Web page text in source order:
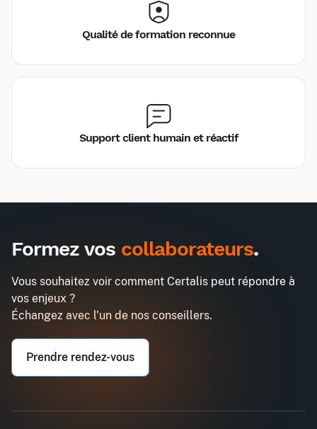
Qualité de formation reconnue
Support client humain et réactif
Community Management
Email professionnel*
Téléphone professionnel*
Formez vos collaborateurs.
Vous souhaitez voir comment Certalis peut répondre à
vos enjeux ?
Échangez avec l'un de nos conseillers.
Prendre rendez-vous